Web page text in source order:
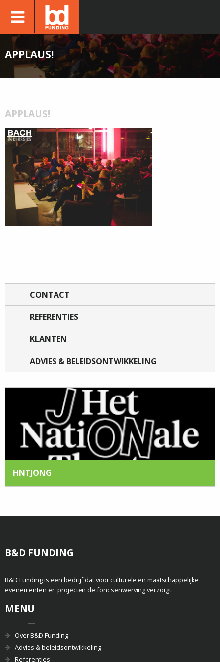
APPLAUS!
APPLAUS!
CONTACT
REFERENTIES
KLANTEN
ADVIES & BELEIDSONTWIKKELING
HNTJONG
B&D FUNDING
B&D Funding is een bedrijf dat voor culturele en maatschappelijke
evenementen en projecten de fondsenwerving verzorgt.
MENU
Over B&D Funding
Advies & beleidsontwikkeling
Referenties